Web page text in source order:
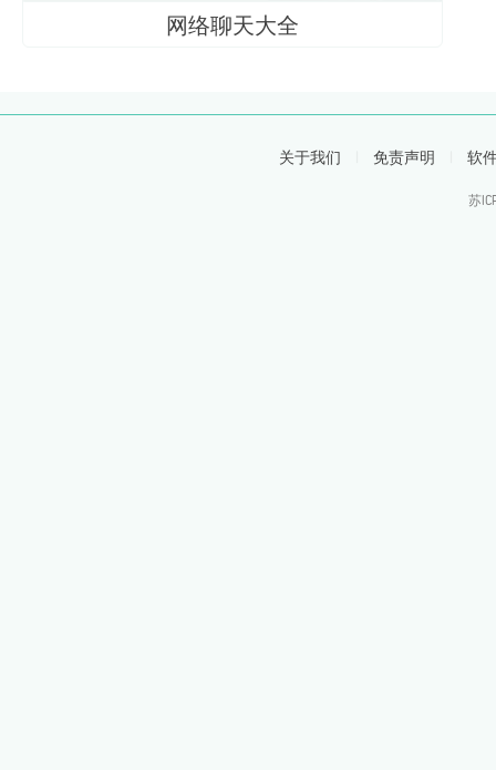
网络聊天大全
关于我们 免责声明 软
苏